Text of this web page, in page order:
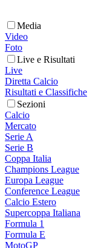
Media
Video
Foto
Live e Risultati
Live
Diretta Calcio
Risultati e Classifiche
Sezioni
Calcio
Mercato
Serie A
Serie B
Coppa Italia
Champions League
Europa League
Conference League
Calcio Estero
Supercoppa Italiana
Formula 1
Formula E
MotoGP